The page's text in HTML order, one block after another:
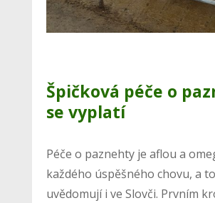
Špičková péče o
se vyplatí
Péče o paznehty je aflou a
každého úspěšného chovu, a
uvědomují i ve Slovči. Prvním